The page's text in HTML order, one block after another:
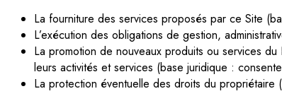
La fourniture des services proposés par ce Site
L’exécution des obligations de gestion,
La promotion de nouveaux produits ou services
leurs activités et services (base juridique :
La protection éventuelle des droits du